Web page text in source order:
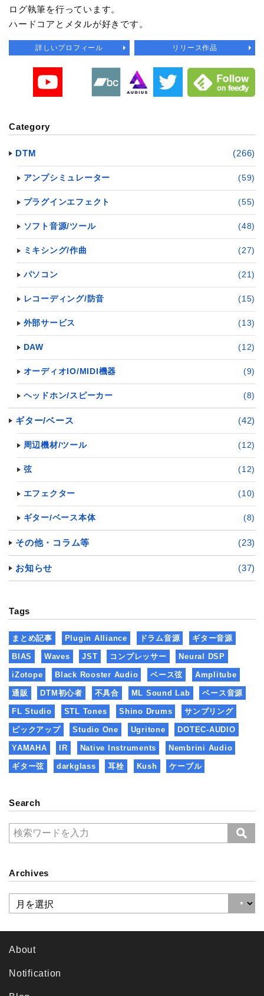
ログ執筆を行っています。
ハードコアとメタルが好きです。
詳しいプロフィール リリース作品
Category
DTM (266)
アンプシミュレーター (59)
プラグインエフェクト (55)
ソフト音源/ツール (48)
ミキシング/作曲 (27)
パソコン (21)
レコーディング/防音 (15)
外部サービス (13)
DAW (12)
オーディオIO/MIDI機器 (9)
ヘッドホン/スピーカー (8)
ギター/ベース (42)
周辺機材/ツール (12)
弦 (12)
エフェクター (10)
ギター/ベース本体 (8)
その他・コラム等 (23)
お知らせ (37)
Tags
まとめ記事 Plugin Alliance ドラム音源 ギター音源
BIAS Waves JST コンプレッサー Neural DSP
iZotope Black Rooster Audio ベース弦 Amplitube
通販 DTM初心者 不具合 ML Sound Lab ベース音源
FL Studio STL Tones Shino Drums サンプリング
ピックアップ Studio One Ugritone DOTEC-AUDIO
YAMAHA IR Native Instruments Nembrini Audio
ギター弦 darkglass 耳栓 Kush ケーブル
Search
Archives
About
Notification